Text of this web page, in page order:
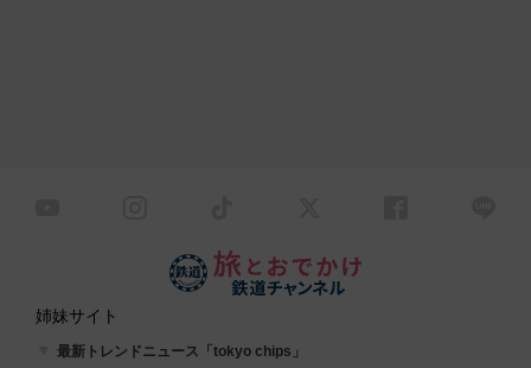
姉妹サイト
最新トレンドニュース「tokyo chips」